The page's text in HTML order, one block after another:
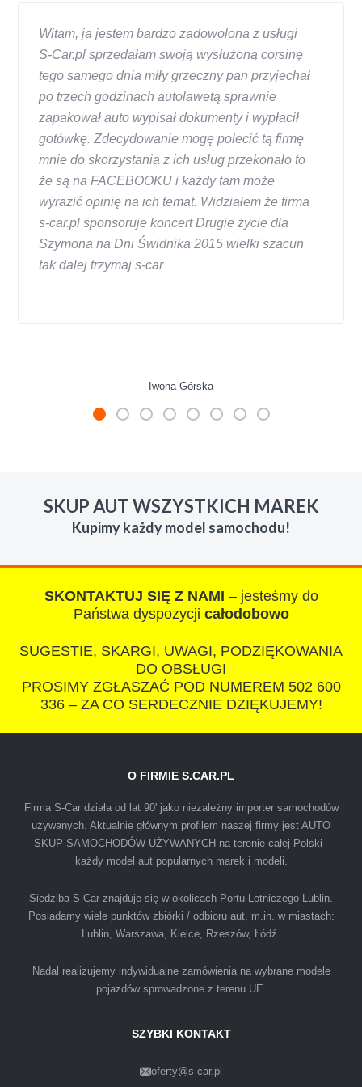
Witam, ja jestem bardzo zadowolona z usługi
S-Car.pl sprzedałam swoją wysłużoną corsinę
tego samego dnia miły grzeczny pan przyjechał
po trzech godzinach autolawetą sprawnie
zapakował auto wypisał dokumenty i wypłacił
gotówkę. Zdecydowanie mogę polecić tą firmę
mnie do skorzystania z ich usług przekonało to
że są na FACEBOOKU i każdy tam może
wyrazić opinię na ich temat. Widziałem że firma
s-car.pl sponsoruje koncert Drugie życie dla
Szymona na Dni Świdnika 2015 wielki szacun
tak dalej trzymaj s-car
Iwona Górska
roznym stanie i roznym wieku, za kazdym
razem z laweta ten sam przesympatyczny,
czlowiek. Doradzil telefonicznie, zaproponowal
rozsadna cene i od reki zalatwil sprawe. Jesli
nie chcecie natknac sie na spaslych
polecam s-car.pl
IZA
Polecam firmę s-car ze Świdnika. Dawno nie
podejściem. Szybko, sprawnie, w miłej
atmosferze. Nie wiedziałem, że sprzedaż
samochodu może być załatwiona tak
warunkach finansowych.
SKUP AUT WSZYSTKICH MAREK
Kupimy każdy model samochodu!
SKONTAKTUJ SIĘ Z NAMI – jesteśmy do
Państwa dyspozycji całodobowo
SUGESTIE, SKARGI, UWAGI, PODZIĘKOWANIA
DO OBSŁUGI
PROSIMY ZGŁASZAĆ POD NUMEREM 502 600
336 – ZA CO SERDECZNIE DZIĘKUJEMY!
O FIRMIE S.CAR.PL
Firma S-Car działa od lat 90' jako niezależny importer samochodów
używanych. Aktualnie głównym profilem naszej firmy jest AUTO
SKUP SAMOCHODÓW UŻYWANYCH na terenie całej Polski -
każdy model aut popularnych marek i modeli.
Siedziba S-Car znajduje się w okolicach Portu Lotniczego Lublin.
Posiadamy wiele punktów zbiórki / odbioru aut, m.in. w miastach:
Lublin, Warszawa, Kielce, Rzeszów, Łódź.
Nadal realizujemy indywidualne zamówienia na wybrane modele
pojazdów sprowadzone z terenu UE.
SZYBKI KONTAKT
oferty@s-car.pl